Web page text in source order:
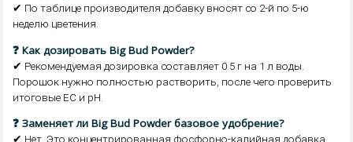
✔ По таблице производителя добавку вносят со 2-й по 5-ю
неделю цветения.
❓ Как дозировать Big Bud Powder?
✔ Рекомендуемая дозировка составляет 0.5 г на 1 л воды.
Порошок нужно полностью растворить, после чего проверить
итоговые EC и pH.
❓ Заменяет ли Big Bud Powder базовое удобрение?
✔ Нет. Это концентрированная фосфорно-калийная добавка